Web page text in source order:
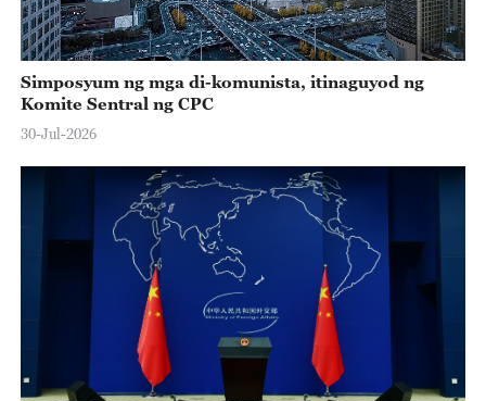
Simposyum ng mga di-komunista, itinaguyod ng
Komite Sentral ng CPC
30-Jul-2026